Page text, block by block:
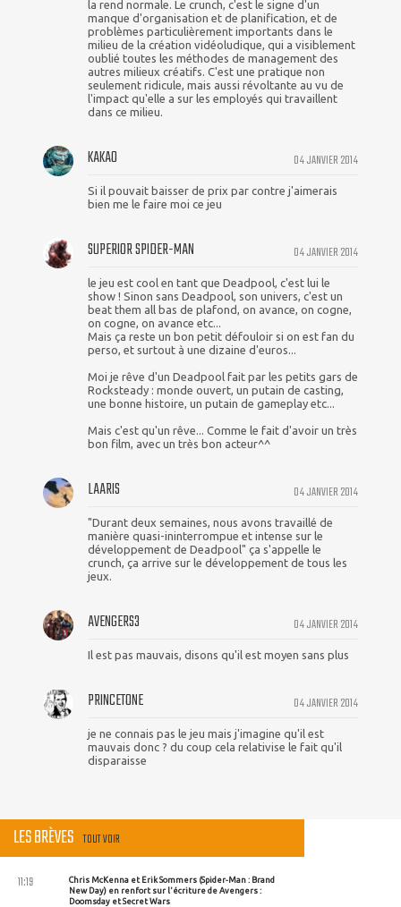
la rend normale. Le crunch, c'est le signe d'un
manque d'organisation et de planification, et de
problèmes particulièrement importants dans le
milieu de la création vidéoludique, qui a visiblement
oublié toutes les méthodes de management des
autres milieux créatifs. C'est une pratique non
seulement ridicule, mais aussi révoltante au vu de
l'impact qu'elle a sur les employés qui travaillent
dans ce milieu.
04 JANVIER 2014
KAKAO
Si il pouvait baisser de prix par contre j'aimerais
bien me le faire moi ce jeu
04 JANVIER 2014
SUPERIOR SPIDER-MAN
le jeu est cool en tant que Deadpool, c'est lui le
show ! Sinon sans Deadpool, son univers, c'est un
beat them all bas de plafond, on avance, on cogne,
on cogne, on avance etc...
Mais ça reste un bon petit défouloir si on est fan du
perso, et surtout à une dizaine d'euros...
Moi je rêve d'un Deadpool fait par les petits gars de
Rocksteady : monde ouvert, un putain de casting,
une bonne histoire, un putain de gameplay etc...
Mais c'est qu'un rêve... Comme le fait d'avoir un très
bon film, avec un très bon acteur^^
04 JANVIER 2014
LAARIS
"Durant deux semaines, nous avons travaillé de
manière quasi-ininterrompue et intense sur le
développement de Deadpool" ça s'appelle le
crunch, ça arrive sur le développement de tous les
jeux.
04 JANVIER 2014
AVENGERS3
Il est pas mauvais, disons qu'il est moyen sans plus
04 JANVIER 2014
PRINCETONE
je ne connais pas le jeu mais j'imagine qu'il est
mauvais donc ? du coup cela relativise le fait qu'il
disparaisse
LES BRÈVES TOUT VOIR
Chris McKenna et Erik Sommers (Spider-Man : Brand
New Day) en renfort sur l'écriture de Avengers :
Doomsday et Secret Wars
11:19